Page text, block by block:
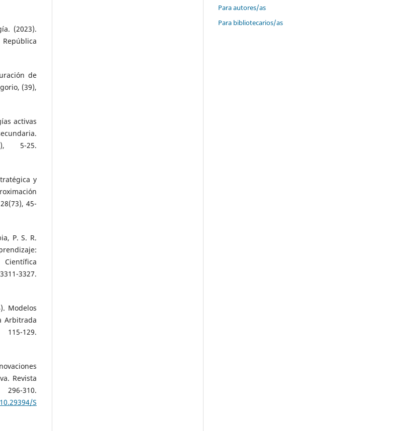
(2023).
de
(39),
activas
5-25.
y
45-
P. S. R.
Modelos
Arbitrada
129.
Revista
Scientific.issn.2542-
Para autores/as
Para bibliotecarios/as